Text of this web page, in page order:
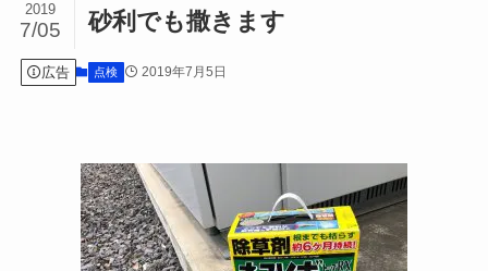
砂利でも撒きます
2019
7/05
広告 点検 2019年7月5日